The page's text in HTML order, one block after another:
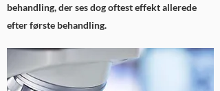
behandling, der ses dog oftest effekt allerede
efter første behandling.